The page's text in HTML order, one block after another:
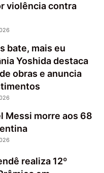
violência contra
bate, mais eu
Yoshida destaca
obras e anuncia
Messi morre aos 68
realiza 12º